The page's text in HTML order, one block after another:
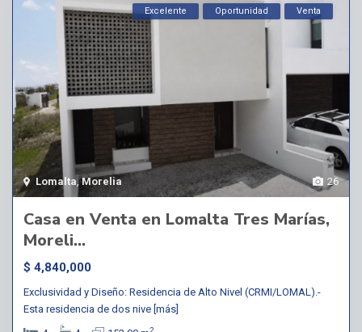
26
Lomalta ,Morelia
Excelente Oportunidad Venta
Casa en Venta en Lomalta Tres Marías,
Moreli...
$ 4,840,000
Exclusividad y Diseño: Residencia de Alto Nivel (CRMI/LOMAL).-
Esta residencia de dos nive [más]
2